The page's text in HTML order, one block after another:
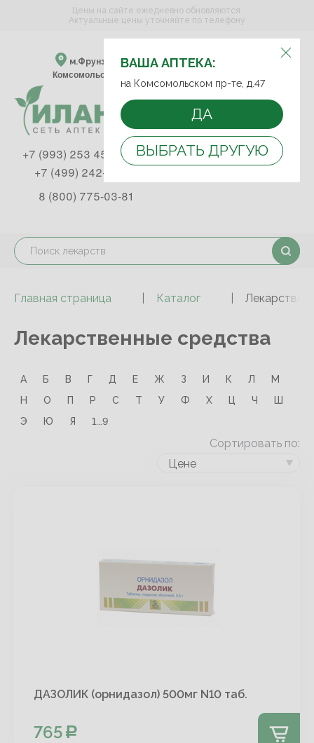
ВЫБЕРИТЕ АПТЕКУ:
м.Фрунзенская м.Спортивная
Комсомольский пр-т, д. 47
ВАША АПТЕКА:
на Комсомольском пр-те, д.47
ДА
ВЫБРАТЬ ДРУГУЮ
Цены на сайте ежедневно обновляются.
Актуальные цены уточняйте по телефону
+7 (993) 253 45 93
+7 (499) 242-90-85
8 (800) 775-03-81
Главная страница Каталог
Лекарственные средства
А Б В Г Д Е Ж З И К Л
М
Н
О П Р С Т У Ф Х Ц Ч
Ш
Э
Ю Я 1...9
Сортировать по:
Цене
ДАЗОЛИК (орнидазол) 500мг N10 таб.
765